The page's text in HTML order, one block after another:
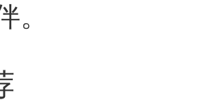
。